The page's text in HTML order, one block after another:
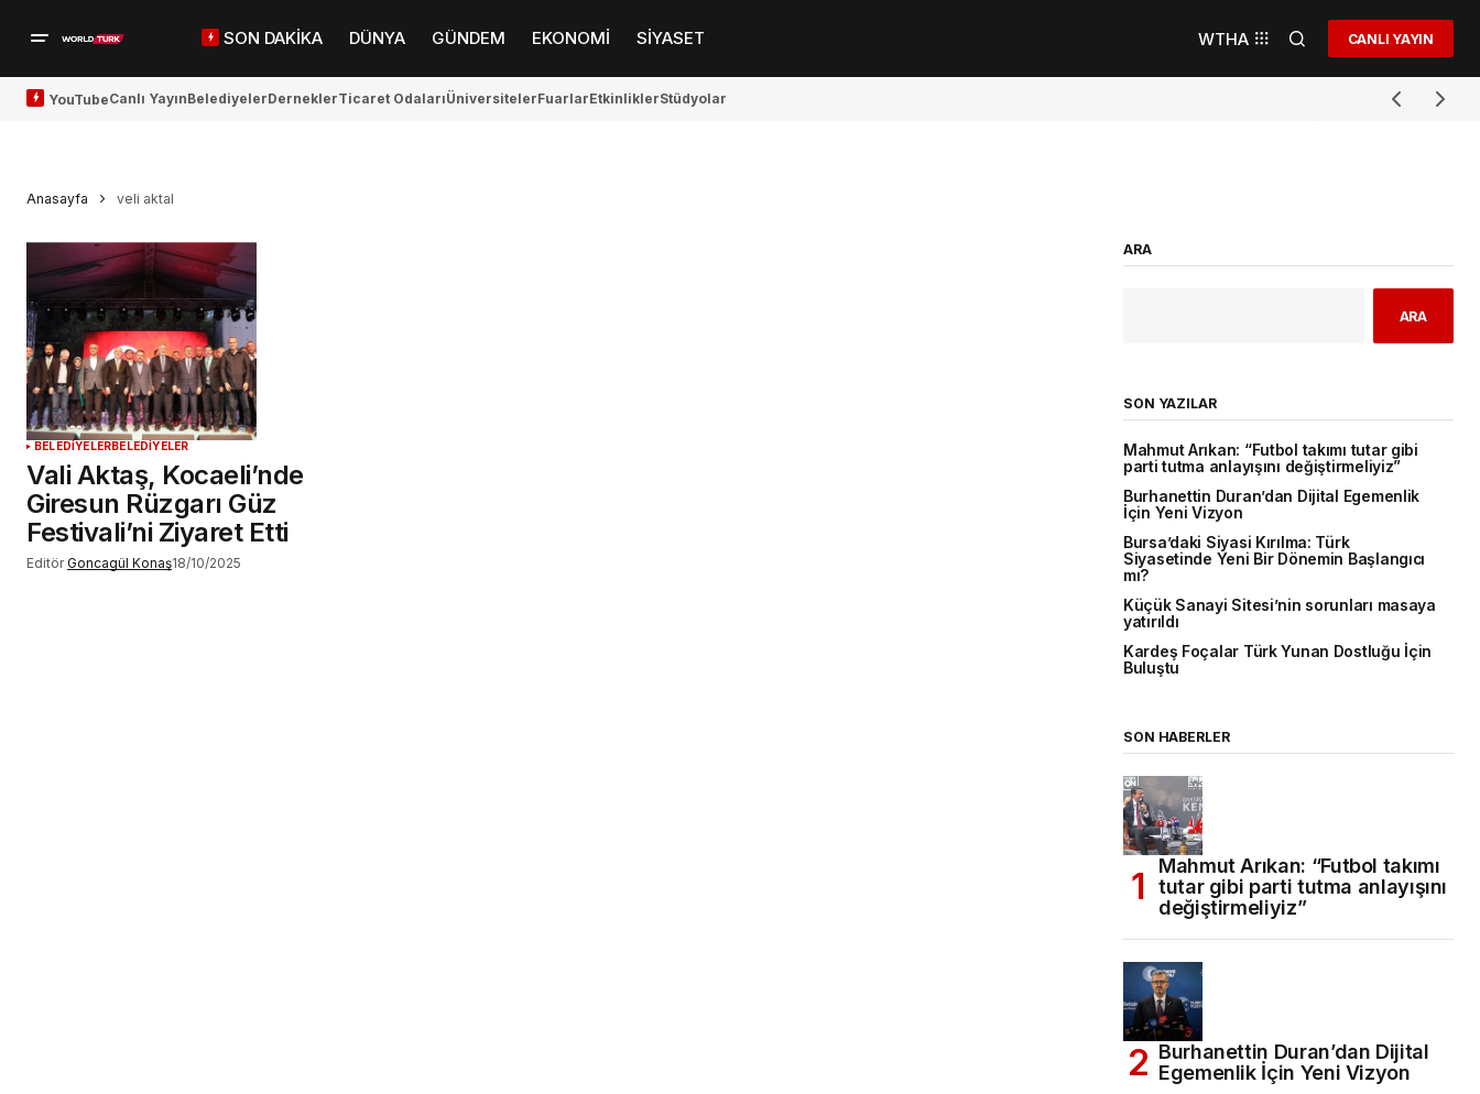
SON DAKİKA DÜNYA GÜNDEM EKONOMİ SİYASET WTHA CANLI YAYIN
YouTubeCanlı YayınBelediyelerDerneklerTicaret OdalarıÜniversitelerFuarlarEtkinliklerStüdyolar
Anasayfa veli aktal
BELEDİYELERBELEDİYELER
Vali Aktaş, Kocaeli’nde
Giresun Rüzgarı Güz
Festivali’ni Ziyaret Etti
Editör Goncagül Konaş18/10/2025
ARA
ARA
SON YAZILAR
Mahmut Arıkan: “Futbol takımı tutar gibi
parti tutma anlayışını değiştirmeliyiz”
Burhanettin Duran’dan Dijital Egemenlik
İçin Yeni Vizyon
Bursa’daki Siyasi Kırılma: Türk
Siyasetinde Yeni Bir Dönemin Başlangıcı
mı?
Küçük Sanayi Sitesi’nin sorunları masaya
yatırıldı
Kardeş Foçalar Türk Yunan Dostluğu İçin
Buluştu
SON HABERLER
Mahmut Arıkan: “Futbol takımı
tutar gibi parti tutma anlayışını
değiştirmeliyiz”
Burhanettin Duran’dan Dijital
Egemenlik İçin Yeni Vizyon